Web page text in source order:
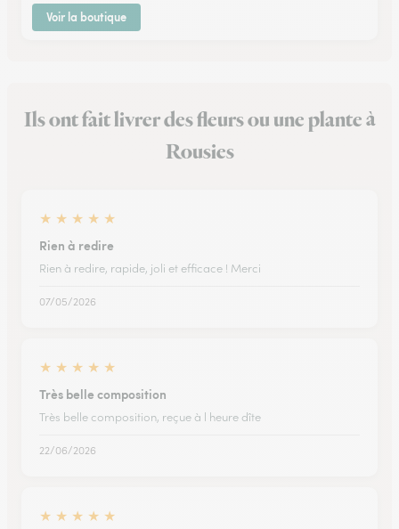
Voir la boutique
Ils ont fait livrer des fleurs ou une plante à
Rousies
★ ★ ★ ★ ★
Rien à redire
Rien à redire, rapide, joli et efficace ! Merci
07/05/2026
★ ★ ★ ★ ★
Très belle composition
Très belle composition, reçue à l heure dîte
22/06/2026
★ ★ ★ ★ ★